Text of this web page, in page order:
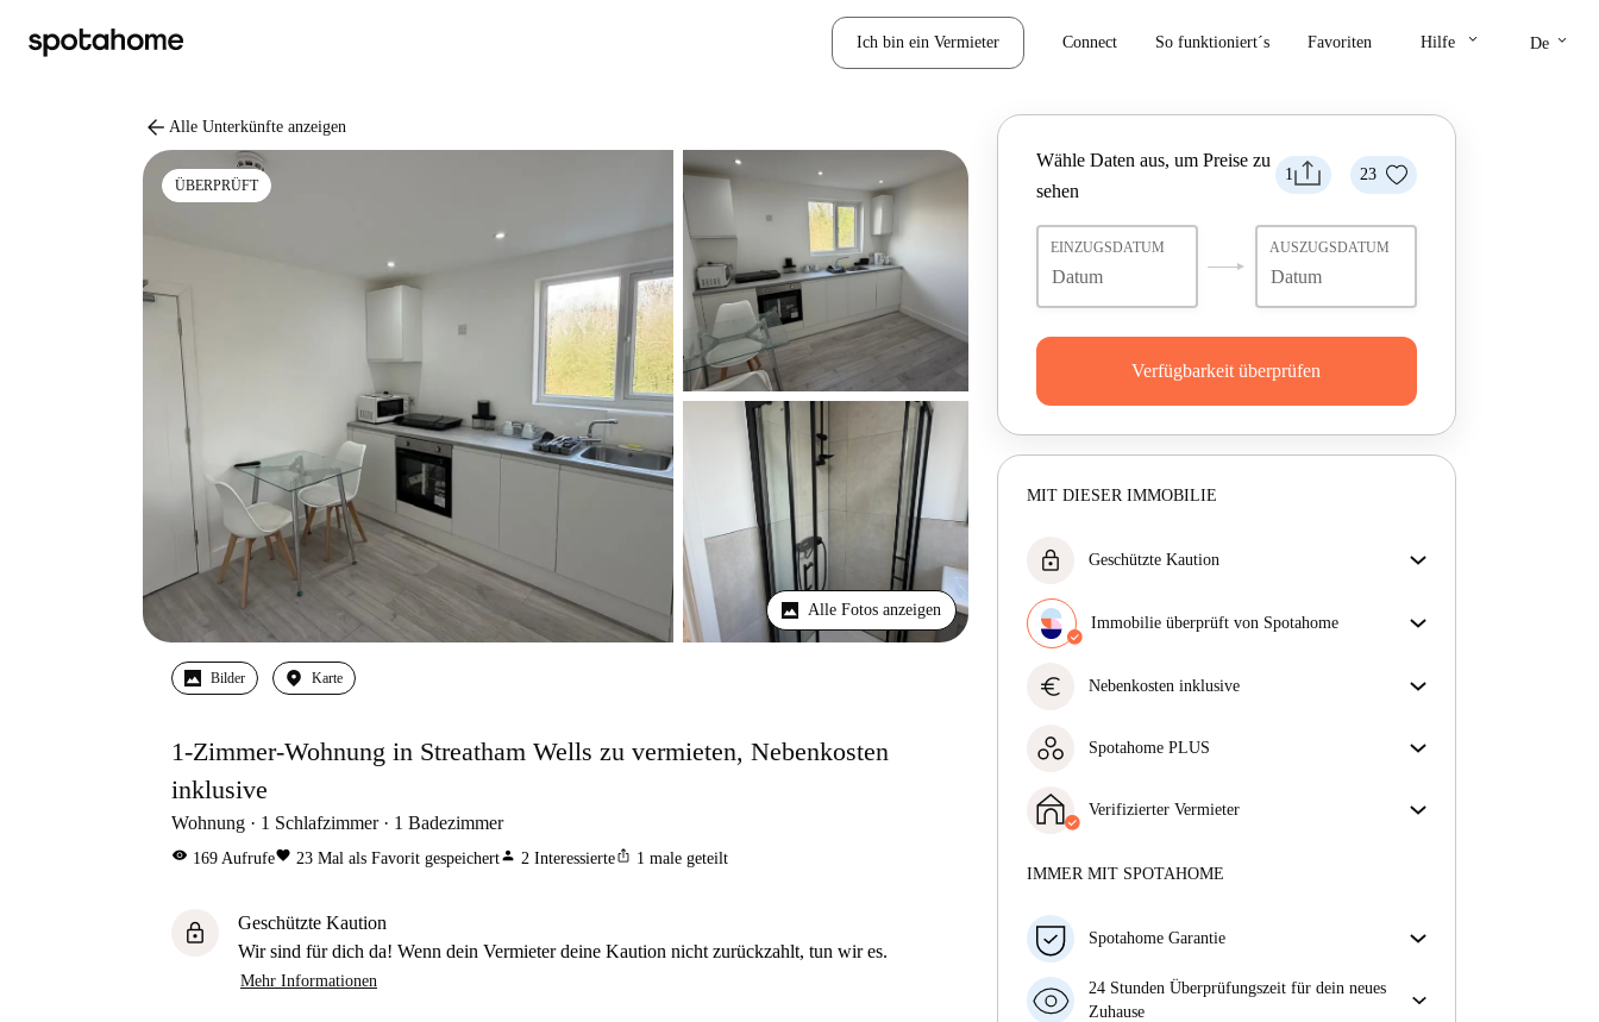
Ich bin ein Vermieter Connect So funktioniert´s Favoriten Hilfe keyboard_arrow_down De keyboard_arrow_down
arrow_back Alle Unterkünfte anzeigen
ÜBERPRÜFT
Alle Fotos anzeigen
Bilder Karte
1-Zimmer-Wohnung in Streatham Wells zu vermieten, Nebenkosten
inklusive
Wohnung 1 Schlafzimmer 1 Badezimmer
visibility 169 Aufrufefavorite 23 Mal als Favorit gespeichertperson 2 Interessierteios_share 1 male geteilt
lock
Geschützte Kaution
Wir sind für dich da! Wenn dein Vermieter deine Kaution nicht zurückzahlt, tun wir es.
Mehr Informationen
1 23
Wähle Daten aus, um Preise zu
sehen
EINZUGSDATUM AUSZUGSDATUM
Verfügbarkeit überprüfen
MIT DIESER IMMOBILIE
lock Geschützte Kaution
Kaution nicht zurückzahlt, tun wir es.
Mehr Informationen
Immobilie überprüft von Spotahome
sicherzustellen, dass du genau das bekommst, was du
Mehr über die Verifizierung
euro Nebenkosten inklusive
– Miete und Betriebskosten in einem für ein
Spotahome PLUS
indem Zugang zu höchsten Sicherheitsstandards und
zusätzlicher Unterstützung während der Mietdauer
Verifizierter Vermieter
Mehr über diesen Vermieter
IMMER MIT SPOTAHOME
Spotahome Garantie
Falls der Vermieter deine Buchung kurzfristig
storniert, werden wir dir entweder A) ein Hotel
24 Stunden Überprüfungszeit für dein neues
Zuhause